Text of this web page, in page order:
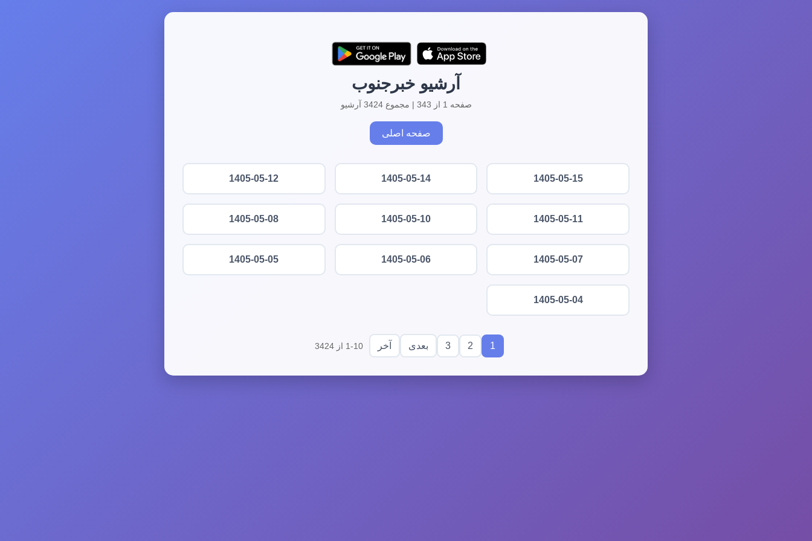
آرشیو خبرجنوب
صفحه 1 از 343 | مجموع 3424 آرشیو
صفحه اصلی
1405-05-15
1405-05-14
1405-05-12
1405-05-11
1405-05-10
1405-05-08
1405-05-07
1405-05-06
1405-05-05
1405-05-04
1
2
3 بعدی آخر 1-10 از 3424